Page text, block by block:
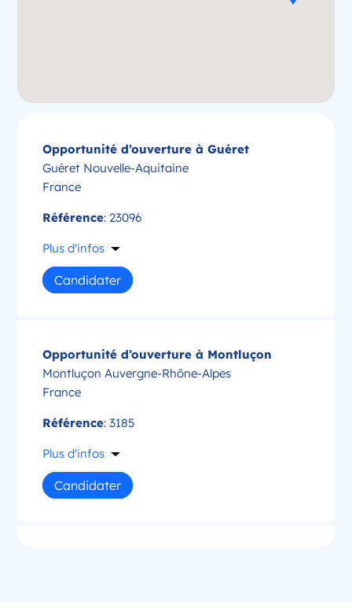
Opportunité d’ouverture à Guéret
Guéret Nouvelle-Aquitaine
France
Référence: 23096
Plus d'infos
Candidater
Opportunité d’ouverture à Montluçon
Montluçon Auvergne-Rhône-Alpes
France
Référence: 3185
Plus d'infos
Candidater